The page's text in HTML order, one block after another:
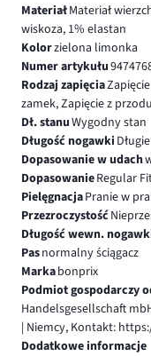
MateriałMateriał
wiskoza, 1% elastan
Kolorzielona limonka
Numer artykułu
Rodzaj zapięcia
zamek, Zapięcie z przodu
Dł. stanuWygodny stan
Długość nogawki
Dopasowanie w udach
DopasowanieRegular
PielęgnacjaPranie w
Przezroczystość
Długość wewn.
Pasnormalny ściągacz
Markabonprix
Podmiot gospodarczy
Handelsgesellschaft
| Niemcy, Kontakt:
Dodatkowe informacje